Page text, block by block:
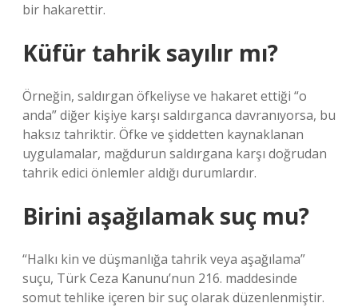
bir hakarettir.
Küfür tahrik sayılır mı?
Örneğin, saldırgan öfkeliyse ve hakaret ettiği “o
anda” diğer kişiye karşı saldırganca davranıyorsa, bu
haksız tahriktir. Öfke ve şiddetten kaynaklanan
uygulamalar, mağdurun saldırgana karşı doğrudan
tahrik edici önlemler aldığı durumlardır.
Birini aşağılamak suç mu?
“Halkı kin ve düşmanlığa tahrik veya aşağılama”
suçu, Türk Ceza Kanunu’nun 216. maddesinde
somut tehlike içeren bir suç olarak düzenlenmiştir.